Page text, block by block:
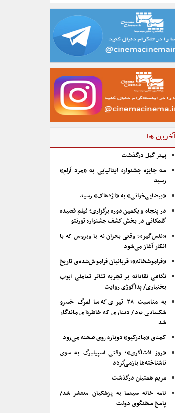
آخرین ها
پیتر گیل درگذشت
سه جایزه جشنواره ایتالیایی به «مرد آرام»
رسید
«بیضایی‌خوانی» به «اژدهاک» رسید
در پنجاه و یکمین دوره برگزاری؛ فیلم قصیده
گلمکانی در بخش کشف جشنواره تورنتو
«نفس‌گیر»؛ وقتی بحران نه با ویروس که با
انکار آغاز می‌شود
«فراموشخانه»؛ قربانیان فراموش‌شده‌ی تاریخ
نگاهی نقادانه بر تجربه تئاتر تعاملی ایوب
بختیاری/ پداگوژی روایت
به مناسبت ۲۸ تیری که سالمرگ خسرو
شکیبایی بود/ دیداری که خاطره‌ای ماندگار
شد
کمدی «مادرکیو» دوباره روی صحنه می‌رود
«روز افشاگری»؛ وقتی اسپیلبرگ به سوی
ناشناخته‌ها بازمی‌گردد
مریم همتیان درگذشت
نامه خانه سینما به پزشکیان منتشر شد/
پاسخ سخنگوی دولت